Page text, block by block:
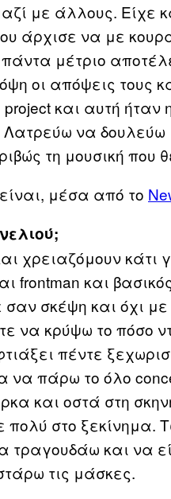
με άλλους. Είχε
άρχισε να με
πάντα μέτριο
οι απόψεις τους
project και αυτή
να δουλεύω
τη μουσική που
μέσα από το
χρειαζόμουν
frontman και
σαν σκέψη και όχι
να κρύψω το πόσο
πέντε
πάρω το όλο
και οστά στη
πολύ στο ξεκίνημα.
τραγουδάω και να
τις μάσκες.